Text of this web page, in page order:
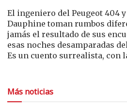
El ingeniero del Peugeot 404
Dauphine toman rumbos
jamás el resultado de sus
esas noches desamparadas
Es un cuento surrealista, con
Más noticias